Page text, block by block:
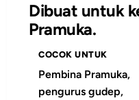
Dibuat untuk
Pramuka.
COCOK UNTUK
Pembina Pramuka,
pengurus gudep,